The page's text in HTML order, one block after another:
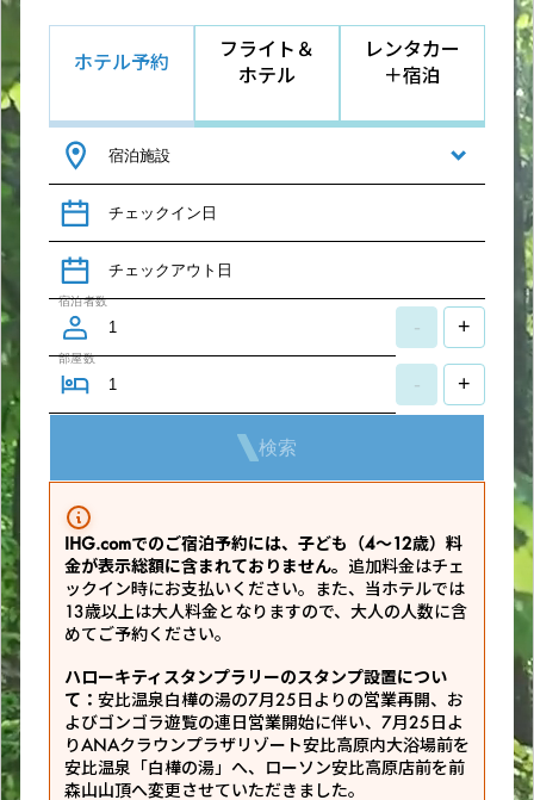
ホテル予約
フライト＆
ホテル
レンタカー
＋宿泊
宿泊施設
チェックイン日
チェックアウト日
宿泊者数
- +
部屋数
- +
検索
IHG.comでのご宿泊予約には、子ども（4～12歳）料
金が表示総額に含まれておりません。 追加料金はチェ
ックイン時にお支払いください。また、当ホテルでは
13歳以上は大人料金となりますので、大人の人数に含
めてご予約ください。
ハローキティスタンプラリーのスタンプ設置につい
て： 安比温泉白樺の湯の7月25日よりの営業再開、お
よびゴンゴラ遊覧の連日営業開始に伴い、7月25日よ
りANAクラウンプラザリゾート安比高原内大浴場前を
安比温泉「白樺の湯」へ、ローソン安比高原店前を前
森山山頂へ変更させていただきました。